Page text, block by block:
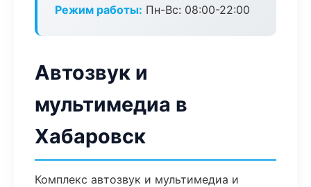
Режим работы: Пн-Вс: 08:00-22:00
Автозвук и
мультимедиа в
Хабаровск
Комплекс автозвук и мультимедиа и